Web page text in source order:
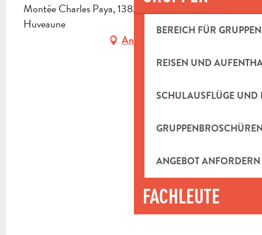
BEREICH FÜR GRUPPEN
REISEN UND
SCHULAUSFLÜGE UND
ANGEBOT ANFORDERN
FACHLEUTE
Montée Charles Paya, 13821 La Penne-sur-
Huveaune
Anfahrt